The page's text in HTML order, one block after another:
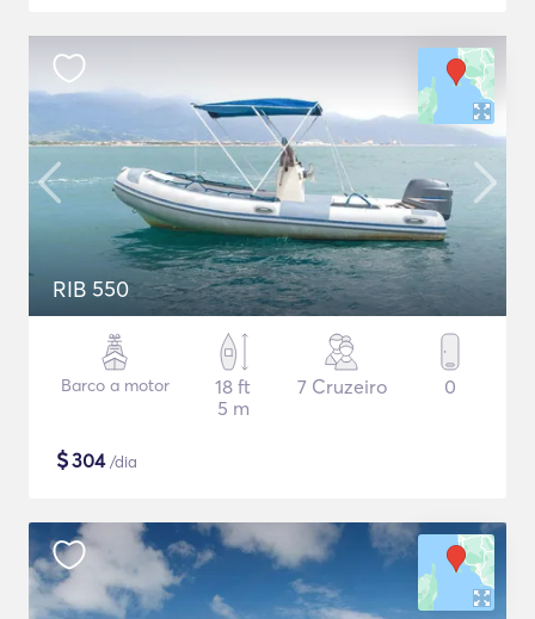
RIB 550
Barco a motor
18 ft
5 m
7 Cruzeiro 0
$304/dia